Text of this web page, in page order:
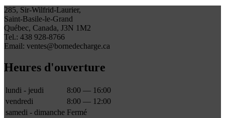
285, Sir-Wilfrid-Laurier,
Saint-Basile-le-Grand
Québec, Canada, J3N 1M2
Tel.: 438 928-8766
Email: ventes@bornedecharge.ca
Heures d'ouverture
lundi - jeudi
8:00 — 16:00
vendredi
8:00 — 12:00
samedi - dimanche Fermé